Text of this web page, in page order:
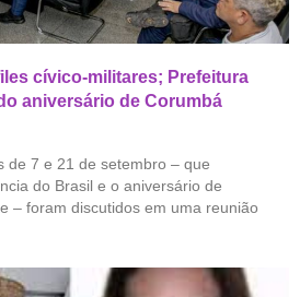
cívico-militares; Prefeitura
aniversário de Corumbá
de 7 e 21 de setembro – que
do Brasil e o aniversário de
– foram discutidos em uma reunião